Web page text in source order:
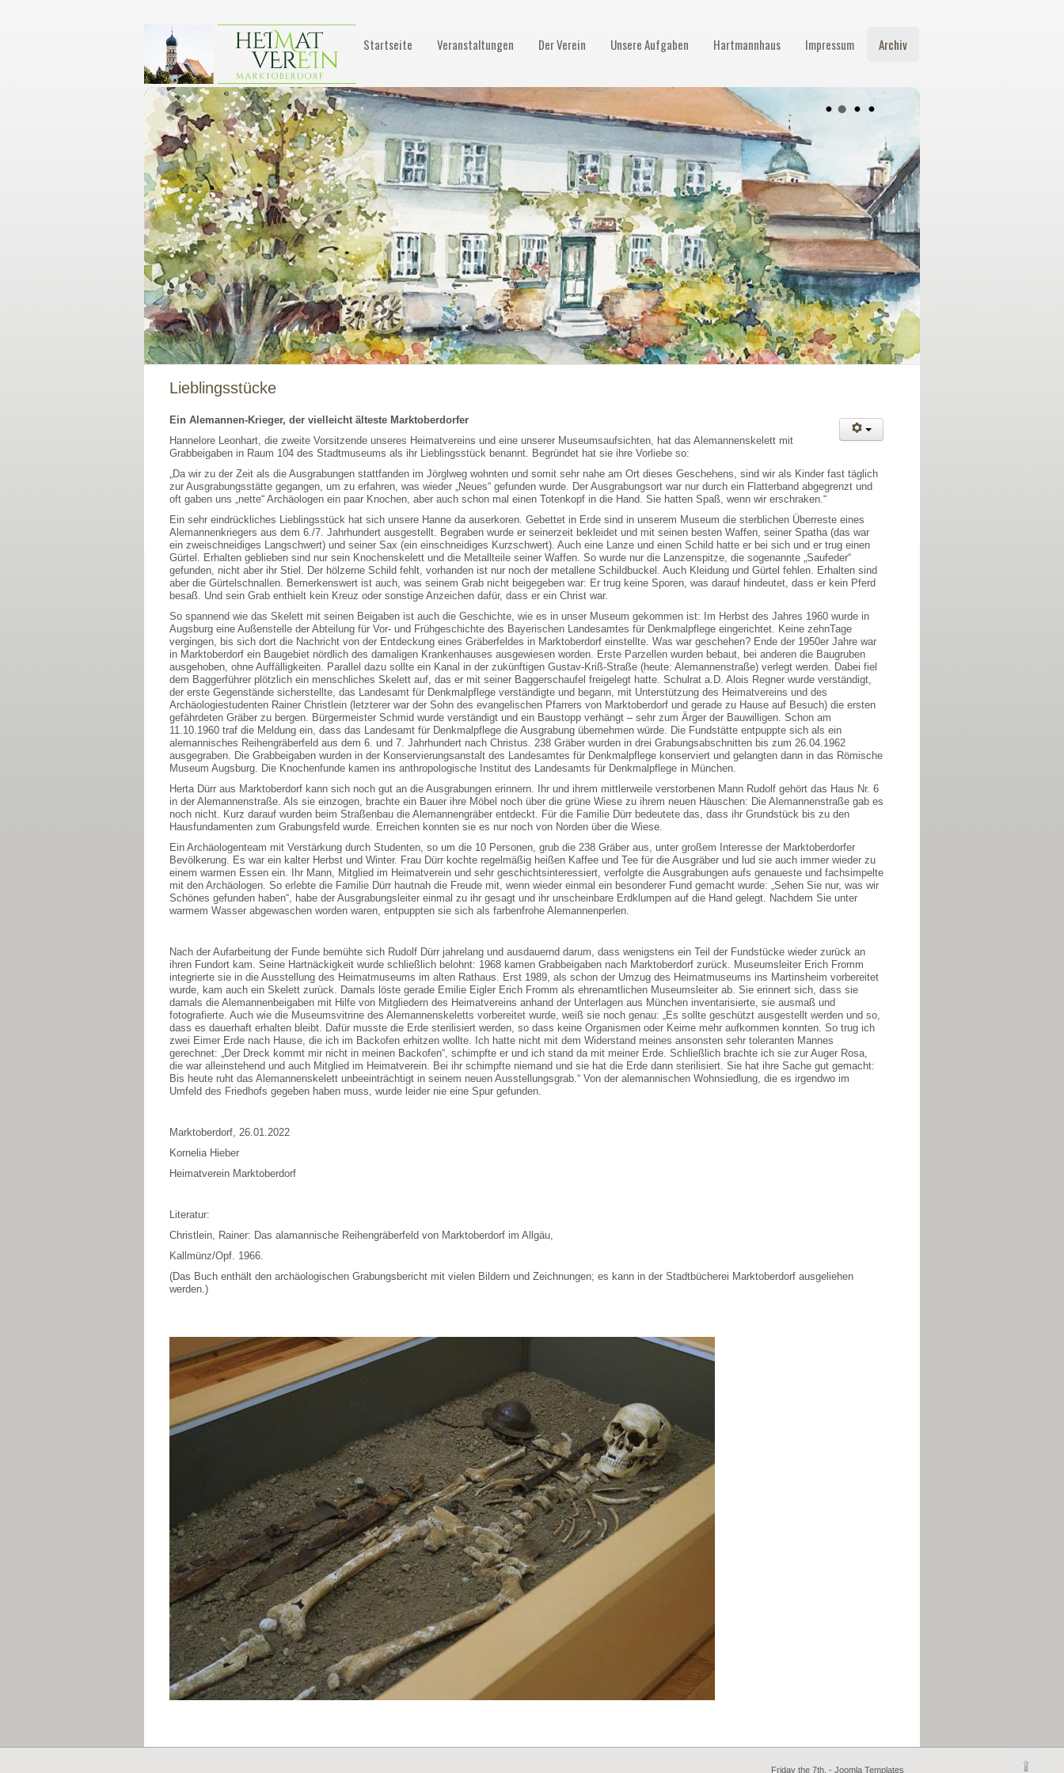
Startseite Veranstaltungen Der Verein Unsere Aufgaben Hartmannhaus Impressum Archiv
Lieblingsstücke
Ein Alemannen-Krieger, der vielleicht älteste Marktoberdorfer
Hannelore Leonhart, die zweite Vorsitzende unseres Heimatvereins und eine unserer Museumsaufsichten, hat das Alemannenskelett mit
Grabbeigaben in Raum 104 des Stadtmuseums als ihr Lieblingsstück benannt. Begründet hat sie ihre Vorliebe so:
„Da wir zu der Zeit als die Ausgrabungen stattfanden im Jörglweg wohnten und somit sehr nahe am Ort dieses Geschehens, sind wir als Kinder fast täglich
zur Ausgrabungsstätte gegangen, um zu erfahren, was wieder „Neues“ gefunden wurde. Der Ausgrabungsort war nur durch ein Flatterband abgegrenzt und
oft gaben uns „nette“ Archäologen ein paar Knochen, aber auch schon mal einen Totenkopf in die Hand. Sie hatten Spaß, wenn wir erschraken.“
Ein sehr eindrückliches Lieblingsstück hat sich unsere Hanne da auserkoren. Gebettet in Erde sind in unserem Museum die sterblichen Überreste eines
Alemannenkriegers aus dem 6./7. Jahrhundert ausgestellt. Begraben wurde er seinerzeit bekleidet und mit seinen besten Waffen, seiner Spatha (das war
ein zweischneidiges Langschwert) und seiner Sax (ein einschneidiges Kurzschwert). Auch eine Lanze und einen Schild hatte er bei sich und er trug einen
Gürtel. Erhalten geblieben sind nur sein Knochenskelett und die Metallteile seiner Waffen. So wurde nur die Lanzenspitze, die sogenannte „Saufeder“
gefunden, nicht aber ihr Stiel. Der hölzerne Schild fehlt, vorhanden ist nur noch der metallene Schildbuckel. Auch Kleidung und Gürtel fehlen. Erhalten sind
aber die Gürtelschnallen. Bemerkenswert ist auch, was seinem Grab nicht beigegeben war: Er trug keine Sporen, was darauf hindeutet, dass er kein Pferd
besaß. Und sein Grab enthielt kein Kreuz oder sonstige Anzeichen dafür, dass er ein Christ war.
So spannend wie das Skelett mit seinen Beigaben ist auch die Geschichte, wie es in unser Museum gekommen ist: Im Herbst des Jahres 1960 wurde in
Augsburg eine Außenstelle der Abteilung für Vor- und Frühgeschichte des Bayerischen Landesamtes für Denkmalpflege eingerichtet. Keine zehnTage
vergingen, bis sich dort die Nachricht von der Entdeckung eines Gräberfeldes in Marktoberdorf einstellte. Was war geschehen? Ende der 1950er Jahre war
in Marktoberdorf ein Baugebiet nördlich des damaligen Krankenhauses ausgewiesen worden. Erste Parzellen wurden bebaut, bei anderen die Baugruben
ausgehoben, ohne Auffälligkeiten. Parallel dazu sollte ein Kanal in der zukünftigen Gustav-Kriß-Straße (heute: Alemannenstraße) verlegt werden. Dabei fiel
dem Baggerführer plötzlich ein menschliches Skelett auf, das er mit seiner Baggerschaufel freigelegt hatte. Schulrat a.D. Alois Regner wurde verständigt,
der erste Gegenstände sicherstellte, das Landesamt für Denkmalpflege verständigte und begann, mit Unterstützung des Heimatvereins und des
Archäologiestudenten Rainer Christlein (letzterer war der Sohn des evangelischen Pfarrers von Marktoberdorf und gerade zu Hause auf Besuch) die ersten
gefährdeten Gräber zu bergen. Bürgermeister Schmid wurde verständigt und ein Baustopp verhängt – sehr zum Ärger der Bauwilligen. Schon am
11.10.1960 traf die Meldung ein, dass das Landesamt für Denkmalpflege die Ausgrabung übernehmen würde. Die Fundstätte entpuppte sich als ein
alemannisches Reihengräberfeld aus dem 6. und 7. Jahrhundert nach Christus. 238 Gräber wurden in drei Grabungsabschnitten bis zum 26.04.1962
ausgegraben. Die Grabbeigaben wurden in der Konservierungsanstalt des Landesamtes für Denkmalpflege konserviert und gelangten dann in das Römische
Museum Augsburg. Die Knochenfunde kamen ins anthropologische Institut des Landesamts für Denkmalpflege in München.
Herta Dürr aus Marktoberdorf kann sich noch gut an die Ausgrabungen erinnern. Ihr und ihrem mittlerweile verstorbenen Mann Rudolf gehört das Haus Nr. 6
in der Alemannenstraße. Als sie einzogen, brachte ein Bauer ihre Möbel noch über die grüne Wiese zu ihrem neuen Häuschen: Die Alemannenstraße gab es
noch nicht. Kurz darauf wurden beim Straßenbau die Alemannengräber entdeckt. Für die Familie Dürr bedeutete das, dass ihr Grundstück bis zu den
Hausfundamenten zum Grabungsfeld wurde. Erreichen konnten sie es nur noch von Norden über die Wiese.
Ein Archäologenteam mit Verstärkung durch Studenten, so um die 10 Personen, grub die 238 Gräber aus, unter großem Interesse der Marktoberdorfer
Bevölkerung. Es war ein kalter Herbst und Winter. Frau Dürr kochte regelmäßig heißen Kaffee und Tee für die Ausgräber und lud sie auch immer wieder zu
einem warmen Essen ein. Ihr Mann, Mitglied im Heimatverein und sehr geschichtsinteressiert, verfolgte die Ausgrabungen aufs genaueste und fachsimpelte
mit den Archäologen. So erlebte die Familie Dürr hautnah die Freude mit, wenn wieder einmal ein besonderer Fund gemacht wurde: „Sehen Sie nur, was wir
Schönes gefunden haben“, habe der Ausgrabungsleiter einmal zu ihr gesagt und ihr unscheinbare Erdklumpen auf die Hand gelegt. Nachdem Sie unter
warmem Wasser abgewaschen worden waren, entpuppten sie sich als farbenfrohe Alemannenperlen.
Nach der Aufarbeitung der Funde bemühte sich Rudolf Dürr jahrelang und ausdauernd darum, dass wenigstens ein Teil der Fundstücke wieder zurück an
ihren Fundort kam. Seine Hartnäckigkeit wurde schließlich belohnt: 1968 kamen Grabbeigaben nach Marktoberdorf zurück. Museumsleiter Erich Fromm
integrierte sie in die Ausstellung des Heimatmuseums im alten Rathaus. Erst 1989, als schon der Umzug des Heimatmuseums ins Martinsheim vorbereitet
wurde, kam auch ein Skelett zurück. Damals löste gerade Emilie Eigler Erich Fromm als ehrenamtlichen Museumsleiter ab. Sie erinnert sich, dass sie
damals die Alemannenbeigaben mit Hilfe von Mitgliedern des Heimatvereins anhand der Unterlagen aus München inventarisierte, sie ausmaß und
fotografierte. Auch wie die Museumsvitrine des Alemannenskeletts vorbereitet wurde, weiß sie noch genau: „Es sollte geschützt ausgestellt werden und so,
dass es dauerhaft erhalten bleibt. Dafür musste die Erde sterilisiert werden, so dass keine Organismen oder Keime mehr aufkommen konnten. So trug ich
zwei Eimer Erde nach Hause, die ich im Backofen erhitzen wollte. Ich hatte nicht mit dem Widerstand meines ansonsten sehr toleranten Mannes
gerechnet: „Der Dreck kommt mir nicht in meinen Backofen“, schimpfte er und ich stand da mit meiner Erde. Schließlich brachte ich sie zur Auger Rosa,
die war alleinstehend und auch Mitglied im Heimatverein. Bei ihr schimpfte niemand und sie hat die Erde dann sterilisiert. Sie hat ihre Sache gut gemacht:
Bis heute ruht das Alemannenskelett unbeeinträchtigt in seinem neuen Ausstellungsgrab.“ Von der alemannischen Wohnsiedlung, die es irgendwo im
Umfeld des Friedhofs gegeben haben muss, wurde leider nie eine Spur gefunden.
Marktoberdorf, 26.01.2022
Kornelia Hieber
Heimatverein Marktoberdorf
Literatur:
Christlein, Rainer: Das alamannische Reihengräberfeld von Marktoberdorf im Allgäu,
Kallmünz/Opf. 1966.
(Das Buch enthält den archäologischen Grabungsbericht mit vielen Bildern und Zeichnungen; es kann in der Stadtbücherei Marktoberdorf ausgeliehen
werden.)
Friday the 7th. - Joomla Templates